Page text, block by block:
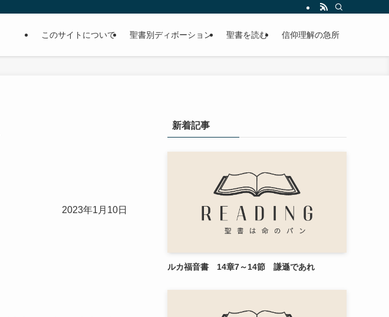
このサイトについて 聖書別ディボーション 聖書を読む 信仰理解の急所
2023年1月10日
新着記事
ルカ福音書 14章7～14節 謙遜であれ